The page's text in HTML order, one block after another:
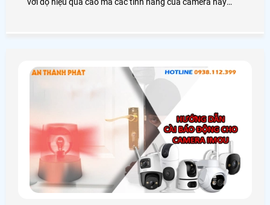
với độ hiệu quả cao mà các tính năng của camera này